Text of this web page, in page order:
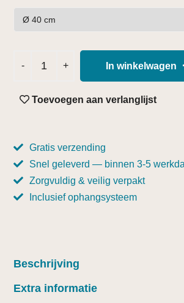
In winkelwagen
Toevoegen aan verlanglijst
Gratis verzending
Snel geleverd — binnen 3-5
Zorgvuldig & veilig verpakt
Inclusief ophangsysteem
Beschrijving
Extra informatie